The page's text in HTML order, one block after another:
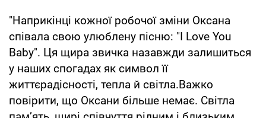
"Наприкінці кожної робочої зміни Оксана
співала свою улюблену пісню: "I Love You
Baby". Ця щира звичка назавжди залишиться
у наших спогадах як символ її
життєрадісності, тепла й світла.Важко
повірити, що Оксани більше немає. Світла